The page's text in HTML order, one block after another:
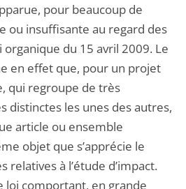
pour beaucoup de
ou insuffisante au regard des
du 15 avril 2009. Le
en effet que, pour un projet
qui regroupe de très
distinctes les unes des autres,
article ou ensemble
objet que s’apprécie le
relatives à l’étude d’impact.
loi comportant, en grande